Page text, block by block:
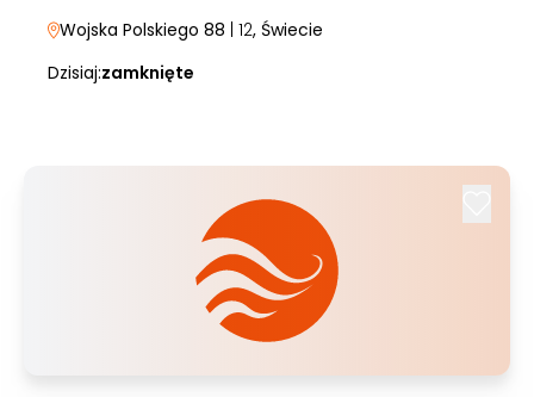
Wojska Polskiego 88 | 12, Świecie
Dzisiaj:zamknięte